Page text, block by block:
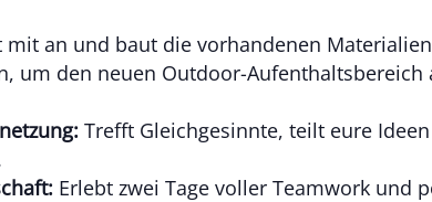
mit an und baut die vorhandenen
um den neuen Outdoor-Aufenthaltsbereich
Trefft Gleichgesinnte, teilt eure
Erlebt zwei Tage voller Teamwork und